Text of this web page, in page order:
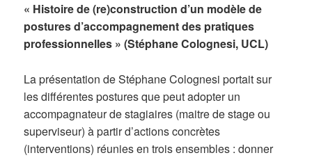
« Histoire de (re)construction d’un modèle de
postures d’accompagnement des pratiques
professionnelles » (Stéphane Colognesi, UCL)
La présentation de Stéphane Colognesi portait sur
les différentes postures que peut adopter un
accompagnateur de stagiaires (maitre de stage ou
superviseur) à partir d’actions concrètes
(interventions) réunies en trois ensembles : donner